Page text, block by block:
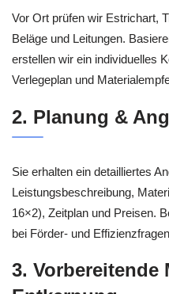
Vor Ort prüfen wir Estrichart,
Beläge und Leitungen.
erstellen wir ein individuelles
Verlegeplan und
2. Planung &
Sie erhalten ein detailliertes
Leistungsbeschreibung,
16×2), Zeitplan und Preisen.
bei Förder- und
3. Vorbereitende